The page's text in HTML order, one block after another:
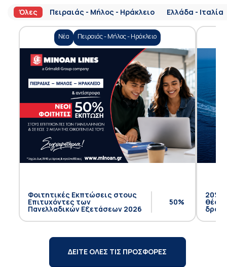
Όλες Πειραιάς - Μήλος - Ηράκλειο Ελλάδα - Ιταλία
Νέα Πειραιάς - Μήλος - Ηράκλειο
Φοιτητικές Εκπτώσεις στους
Επιτυχόντες των
Πανελλαδικών Εξετάσεων 2026
50%
20%
θέση
ΔΕΙΤΕ ΟΛΕΣ ΤΙΣ ΠΡΟΣΦΟΡΕΣ